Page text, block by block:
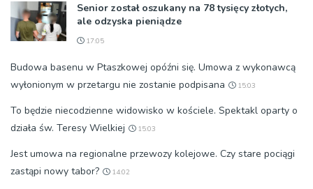
Senior został oszukany na 78 tysięcy złotych,
ale odzyska pieniądze
17:05
Budowa basenu w Ptaszkowej opóźni się. Umowa z wykonawcą
wyłonionym w przetargu nie zostanie podpisana
15:03
To będzie niecodzienne widowisko w kościele. Spektakl oparty o
działa św. Teresy Wielkiej
15:03
Jest umowa na regionalne przewozy kolejowe. Czy stare pociągi
zastąpi nowy tabor?
14:02